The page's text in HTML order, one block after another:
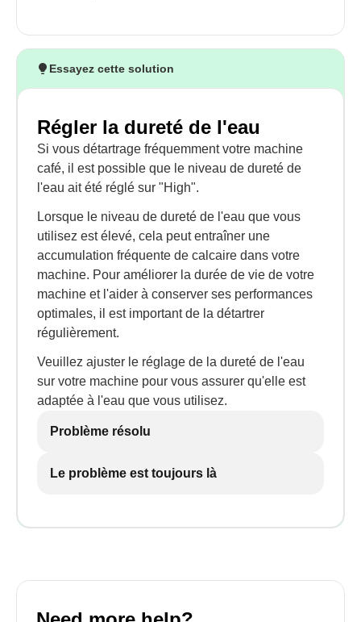
Essayez cette solution
Régler la dureté de l'eau
Si vous détartrage fréquemment votre machine
café, il est possible que le niveau de dureté de
l'eau ait été réglé sur "High".
Lorsque le niveau de dureté de l'eau que vous
utilisez est élevé, cela peut entraîner une
accumulation fréquente de calcaire dans votre
machine. Pour améliorer la durée de vie de votre
machine et l'aider à conserver ses performances
optimales, il est important de la détartrer
régulièrement.
Veuillez ajuster le réglage de la dureté de l'eau
sur votre machine pour vous assurer qu'elle est
adaptée à l'eau que vous utilisez.
Problème résolu
Le problème est toujours là